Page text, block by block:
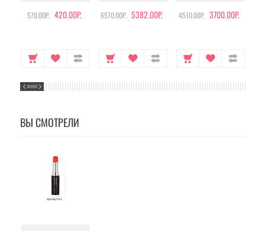
570.00Р. 420.00Р. 6570.00Р. 5382.00Р. 4510.00Р. 3700.00Р.
ВЫ СМОТРЕЛИ